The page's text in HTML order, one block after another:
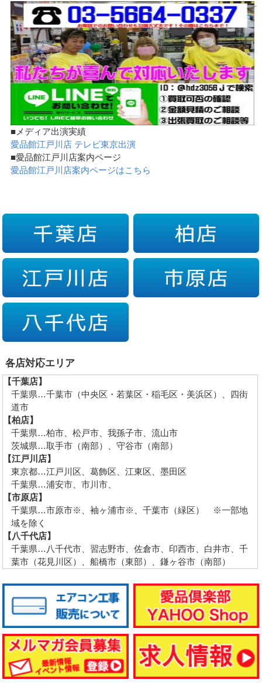
■メディア出演実績
愛品館江戸川店 テレビ東京出演
■愛品館江戸川店案内ページ
愛品館江戸川店案内ページはこちら
各店対応エリア
【千葉店】
千葉県…千葉市（中央区・若葉区・稲毛区・美浜区）、四街
道市
【柏店】
千葉県…柏市、松戸市、我孫子市、流山市
茨城県…取手市（南部）、守谷市（南部）
【江戸川店】
東京都…江戸川区、葛飾区、江東区、墨田区
千葉県…浦安市、市川市、
【市原店】
千葉県…市原市※、袖ヶ浦市※、千葉市（緑区） ※一部地
域を除く
【八千代店】
千葉県…八千代市、習志野市、佐倉市、印西市、白井市、千
葉市（花見川区）、船橋市（東部）、鎌ヶ谷市（南部）